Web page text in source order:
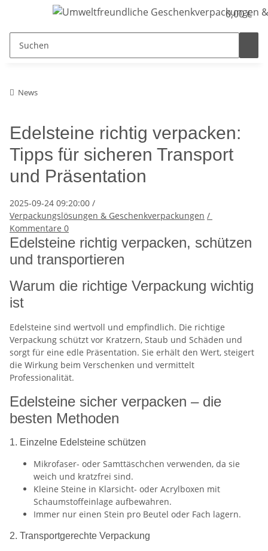
0,00 €
News
Edelsteine richtig verpacken:
Tipps für sicheren Transport
und Präsentation
2025-09-24 09:20:00 /
Verpackungslösungen & Geschenkverpackungen /
Kommentare 0
Edelsteine richtig verpacken, schützen
und transportieren
Warum die richtige Verpackung wichtig
ist
Edelsteine sind wertvoll und empfindlich. Die richtige
Verpackung schützt vor Kratzern, Staub und Schäden und
sorgt für eine edle Präsentation. Sie erhält den Wert, steigert
die Wirkung beim Verschenken und vermittelt
Professionalität.
Edelsteine sicher verpacken – die
besten Methoden
1. Einzelne Edelsteine schützen
Mikrofaser- oder Samttäschchen verwenden, da sie
weich und kratzfrei sind.
Kleine Steine in Klarsicht- oder Acrylboxen mit
Schaumstoffeinlage aufbewahren.
Immer nur einen Stein pro Beutel oder Fach lagern.
2. Transportgerechte Verpackung